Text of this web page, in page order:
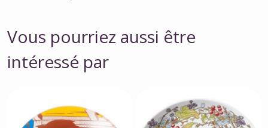
Vous pourriez aussi être
intéressé par